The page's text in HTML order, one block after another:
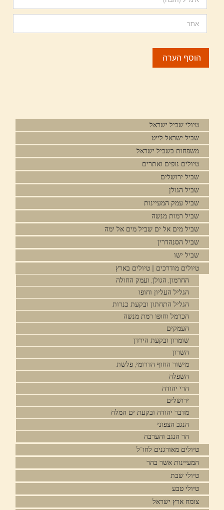
טיולי שביל ישראל
שביל ישראל לייט
משפחות בשביל ישראל
טיולים נופים ואתרים
שביל ירושלים
שביל הגולן
שביל עמק המעיינות
שביל רמות מנשה
שביל מים אל ים שביל מים אל ימה
שביל הסנהדרין
שביל ישו
טיולים מודרכים | טיולים בארץ
החרמון, הגולן, ועמק החולה
הגליל העליון וחופו
הגליל התחתון ובקעת כנרות
הכרמל וחופו רמת מנשה
העמקים
שומרון ובקעת הירדן
השרון
מישור החוף הדרומי, פלשת
השפלה
הרי יהודה
ירושלים
מדבר יהודה ובקעת ים המלח
הנגב הצפוני
הר הנגב והערבה
טיולים מאורגנים לחו"ל
המעיינות אשר בהר
טיולי שבת
טיולי טבע
צומח ארץ ישראל